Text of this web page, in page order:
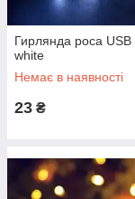
Гирлянда роса
white
Немає в наявності
23 ₴